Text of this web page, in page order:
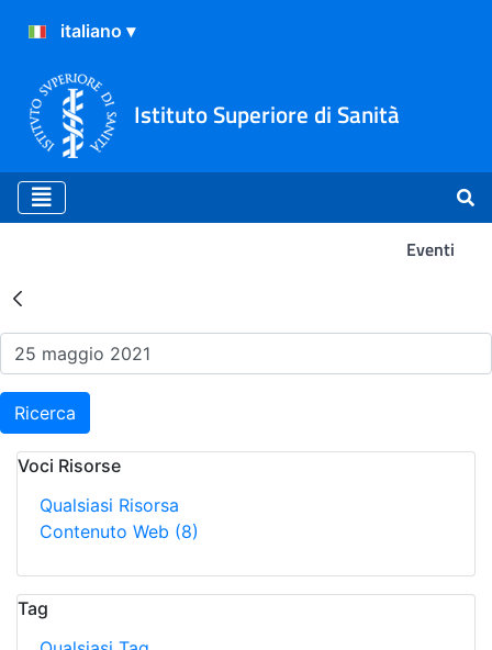
Istituto Superiore di Sanità
Eventi
Risultati della Ricerca -
Ricerca
Voci Risorse
Qualsiasi Risorsa
Contenuto Web (8)
Tag